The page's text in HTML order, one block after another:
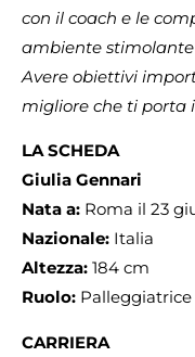
con il coach e le
ambiente
Avere obiettivi
migliore che ti porta
LA SCHEDA
Giulia Gennari
Nata a: Roma il 23
Nazionale: Italia
Altezza: 184 cm
Ruolo: Palleggiatrice
CARRIERA